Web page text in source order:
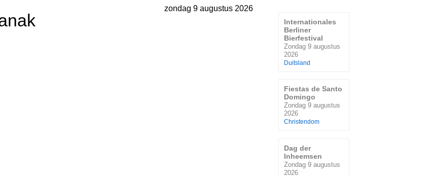
zondag 9 augustus 2026
Internationales
Berliner
Bierfestival
Zondag 9 augustus
2026
Duitsland
Fiestas de Santo
Domingo
Zondag 9 augustus
2026
Christendom
Dag der
Inheemsen
Zondag 9 augustus
2026